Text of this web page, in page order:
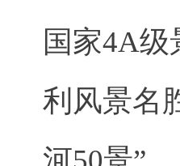
国家4A
利风景名